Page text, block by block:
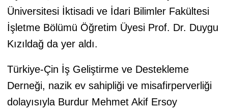
Üniversitesi İktisadi ve İdari Bilimler Fakültesi
İşletme Bölümü Öğretim Üyesi Prof. Dr. Duygu
Kızıldağ da yer aldı.
Türkiye-Çin İş Geliştirme ve Destekleme
Derneği, nazik ev sahipliği ve misafirperverliği
dolayısıyla Burdur Mehmet Akif Ersoy